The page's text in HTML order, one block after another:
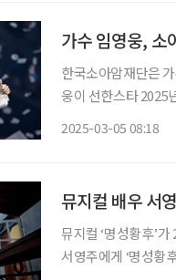
가수 임영웅, 소
한국소아암재단은
웅이 선한스타 2025
2025-03-05 08:18
뮤지컬 배우 서
뮤지컬 ‘명성황후’
서영주에게 ‘명성황